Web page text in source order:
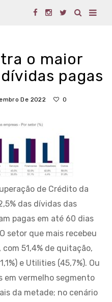
o maior
pagas
De 2022 0
de Crédito da
das dívidas das
pagas em até 60 dias
setor que mais recebeu
51,4% de quitação,
e Utilities (45,7%). Ou
em vermelho segmento
da metade; no cenário